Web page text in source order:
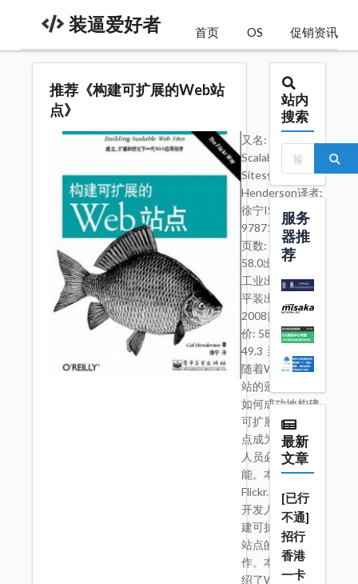
装逼爱好者 首页 OS 促销资讯
推荐《构建可扩展的Web站
点》
又名: Build
Scalable Web
Sites作者: Cal
Henderson译者:
徐宁ISBN:
9787121060793
页数: 330定价:
58.0出版社: 电子
工业出版社装帧:
平装出版年:
2008简介 市场
价: 58.0 卓越价:
49.3 到卓越购买
随着Web 2.0网
站的蓬勃发展，
如何成功地构建
可扩展的Web站
点成为网站开发
人员必备的技
能。本书是
Flickr.com的主力
开发人员讲解构
建可扩展的Web
站点的经典之
作。本书主要介
绍了Web应用程
站内
搜索
服务
器推
荐
最新
文章
[已行
不通]
招行
香港
一卡